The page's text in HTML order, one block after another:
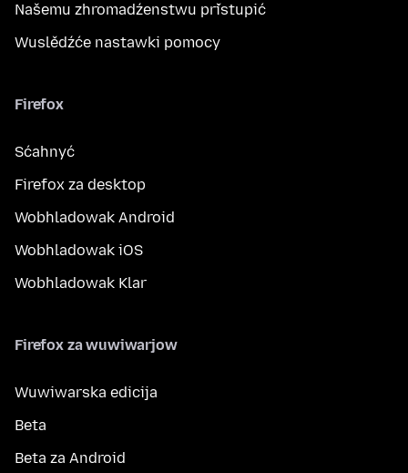
Našemu zhromadźenstwu přistupić
Wuslědźće nastawki pomocy
Firefox
Sćahnyć
Firefox za desktop
Wobhladowak Android
Wobhladowak iOS
Wobhladowak Klar
Firefox za wuwiwarjow
Wuwiwarska edicija
Beta
Beta za Android